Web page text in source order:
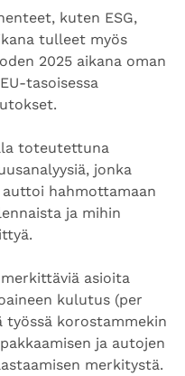
kuten ESG,
tulleet myös
2025 aikana oman
tasoisessa
toteutettuna
jonka
hahmottamaan
ja mihin
asioita
kulutus (per
työssä korostammekin
ja autojen
merkitystä.